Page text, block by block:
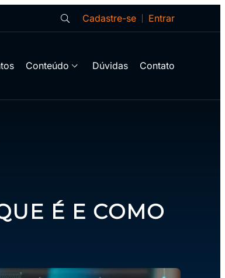
Cadastre-se Entrar
Conteúdo Dúvidas Contato
É E COMO